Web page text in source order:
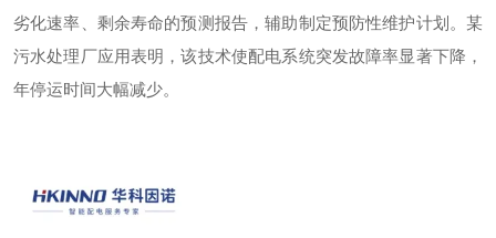
劣化速率、剩余寿命的预测报告，辅助制定预防性维护计划。某
污水处理厂应用表明，该技术使配电系统突发故障率显著下降，
年停运时间大幅减少。